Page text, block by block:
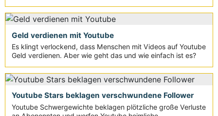
Geld verdienen mit Youtube
Es klingt verlockend, dass Menschen mit Videos auf Youtube
Geld verdienen. Aber wie geht das und wie einfach ist es?
Youtube Stars beklagen verschwundene Follower
Youtube Schwergewichte beklagen plötzliche große Verluste